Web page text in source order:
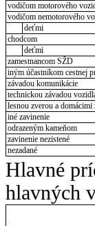
vodičom motorového
vodičom nemotorového
deťmi
chodcom
deťmi
zamestnancom SŽD
iným účastníkom cestnej
závadou komunikácie
technickou závadou
lesnou zverou a domácimi
iné zavinenie
odrazeným kameňom
zavinenie nezistené
nezadané
Hlavné
hlavných